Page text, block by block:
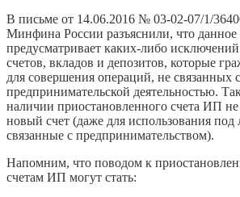
В письме от 14.06.2016 № 03-02-07/1/
Минфина России разъяснили, что данное
предусматривает каких-либо
счетов, вкладов и депозитов, которые
для совершения операций, не связанных с
предпринимательской деятельностью.
наличии приостановленного счета ИП
новый счет (даже для использования
связанные с предпринимательством).
Напомним, что поводом к
счетам ИП могут стать: